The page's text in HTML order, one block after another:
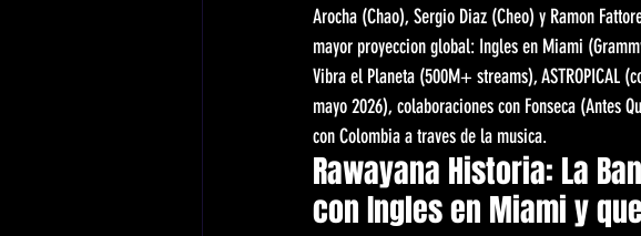
Arocha (Chao), Sergio Diaz (Cheo) y Ramon
mayor proyeccion global: Ingles en Miami
Vibra el Planeta (500M+ streams), ASTROPICAL
mayo 2026), colaboraciones con Fonseca (Antes
con Colombia a traves de la musica.
Rawayana Historia: La
con Ingles en Miami y